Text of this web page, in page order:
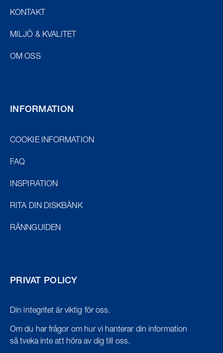
KONTAKT
MILJÖ & KVALITET
OM OSS
INFORMATION
COOKIE INFORMATION
FAQ
INSPIRATION
RITA DIN DISKBÄNK
RÄNNGUIDEN
PRIVAT POLICY
Din integritet är viktig för oss.
Om du har frågor om hur vi hanterar din information
så tveka inte att höra av dig till oss.